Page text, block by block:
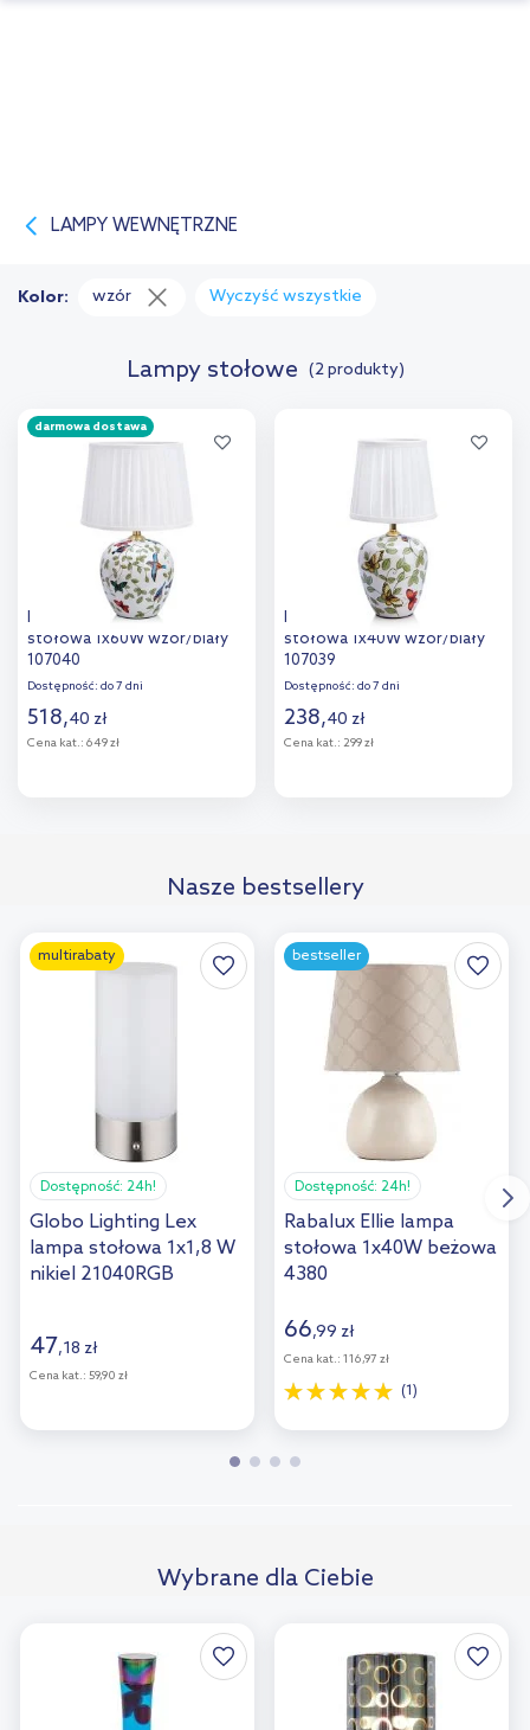
LAMPY WEWNĘTRZNE
Lampy stołowe (2 produkty)
Kolor: wzór Wyczyść wszystkie
darmowa dostawa
Markslöjd Mansion lampa
stołowa 1x60W wzór/biały
107040
Dostępność: do 7 dni
518,40 zł
Cena kat.: 649 zł
porównania
Markslöjd Mansion lampa
stołowa 1x40W wzór/biały
107039
Dostępność: do 7 dni
238,40 zł
Cena kat.: 299 zł
porównania
Nasze bestsellery
multirabaty
Dostępność: 24h!
Globo Lighting Lex
lampa stołowa 1x1,8 W
nikiel 21040RGB
47,18 zł
Cena kat.: 59,90 zł
bestseller
Dostępność: 24h!
Rabalux Ellie lampa
stołowa 1x40W beżowa
4380
66,99 zł
Cena kat.: 116,97 zł
(1)
Wybrane dla Ciebie